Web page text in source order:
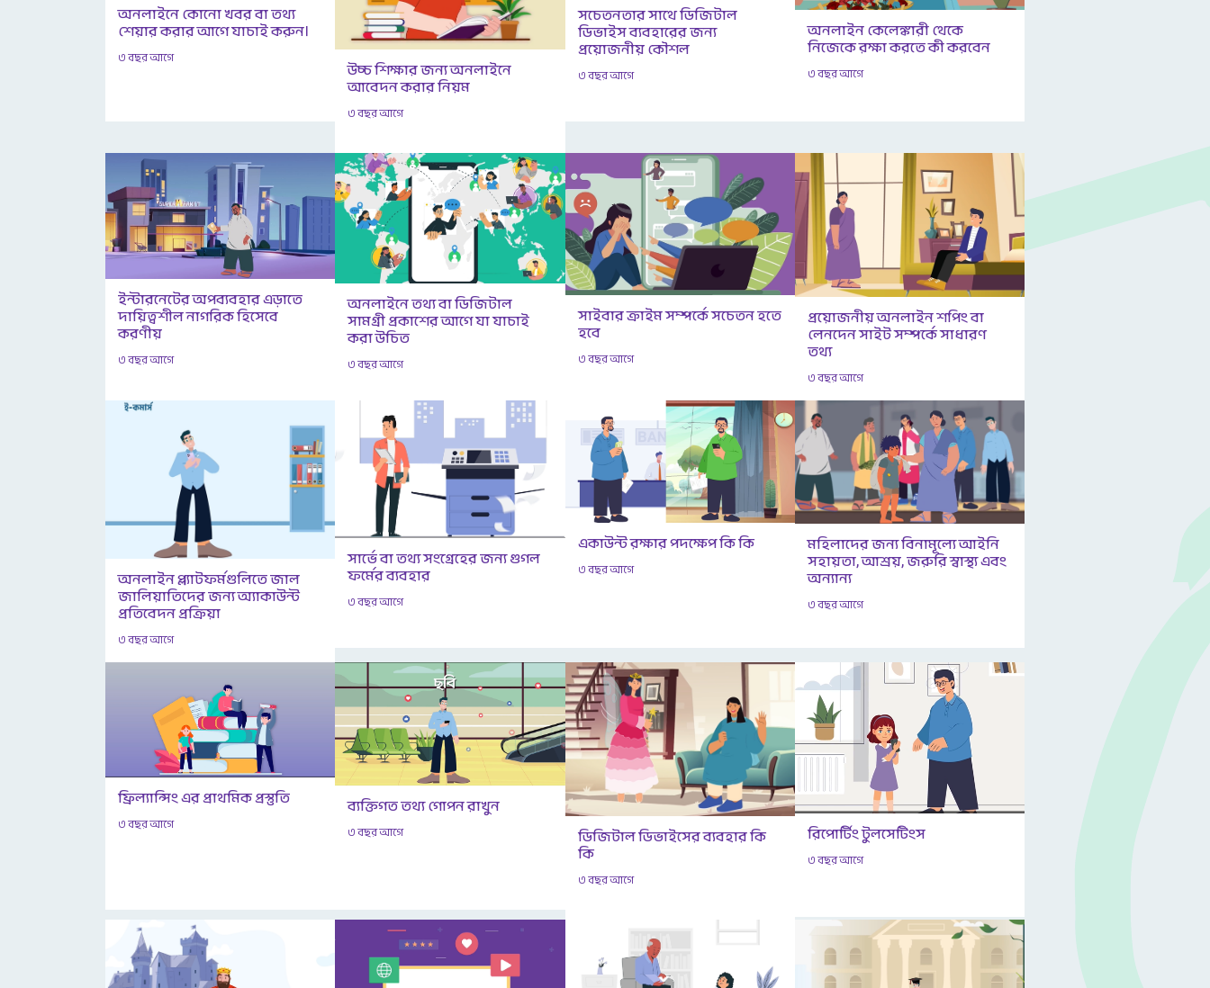
অনলাইনে কোনো খবর বা তথ্য
শেয়ার করার আগে যাচাই করুন।
৩ বছর আগে উচ্চ শিক্ষার জন্য অনলাইনে
আবেদন করার নিয়ম
৩ বছর আগে
সচেতনতার সাথে ডিজিটাল
ডিভাইস ব্যবহারের জন্য
প্রয়োজনীয় কৌশল
৩ বছর আগে
অনলাইন কেলেঙ্কারী থেকে
নিজেকে রক্ষা করতে কী করবেন
৩ বছর আগে
ইন্টারনেটের অপব্যবহার এড়াতে
দায়িত্বশীল নাগরিক হিসেবে
করণীয়
৩ বছর আগে
অনলাইনে তথ্য বা ডিজিটাল
সামগ্রী প্রকাশের আগে যা যাচাই
করা উচিত
৩ বছর আগে
সাইবার ক্রাইম সম্পর্কে সচেতন হতে
হবে
৩ বছর আগে
প্রয়োজনীয় অনলাইন শপিং বা
লেনদেন সাইট সম্পর্কে সাধারণ
তথ্য
৩ বছর আগে
অনলাইন প্ল্যাটফর্মগুলিতে জাল
জালিয়াতিদের জন্য অ্যাকাউন্ট
প্রতিবেদন প্রক্রিয়া
৩ বছর আগে
সার্ভে বা তথ্য সংগ্রেহের জন্য গুগল
ফর্মের ব্যবহার
৩ বছর আগে
একাউন্ট রক্ষার পদক্ষেপ কি কি
৩ বছর আগে
মহিলাদের জন্য বিনামূল্যে আইনি
সহায়তা, আশ্রয়, জরুরি স্বাস্থ্য এবং
অন্যান্য
৩ বছর আগে
ফ্রিল্যান্সিং এর প্রাথমিক প্রস্তুতি
৩ বছর আগে
ব্যক্তিগত তথ্য গোপন রাখুন
৩ বছর আগে ডিজিটাল ডিভাইসের ব্যবহার কি
কি
৩ বছর আগে
রিপোর্টিং টুলসেটিংস
৩ বছর আগে